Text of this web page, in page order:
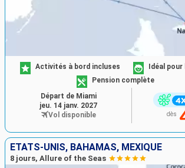
Activités à bord incluses
Idéal
Pension complète
dès
Départ de Miami
jeu. 14 janv. 2027
Vol disponible
ÉTATS-UNIS, BAHAMAS, MEXIQUE
8 jours, Allure of the Seas